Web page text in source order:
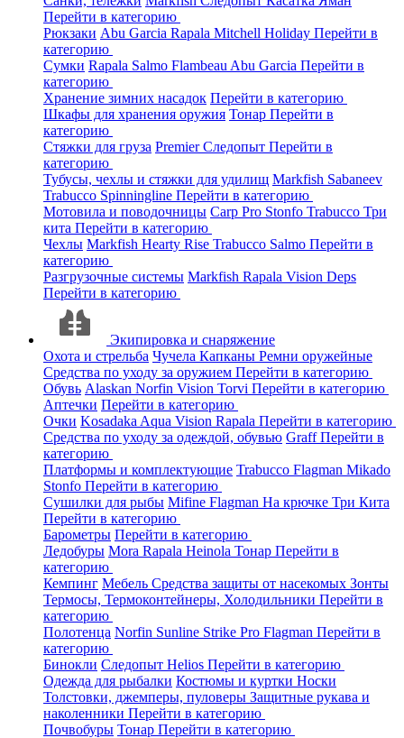
Перейти в категорию
Рюкзаки Abu Garcia Rapala Mitchell Holiday Перейти в
категорию
Сумки Rapala Salmo Flambeau Abu Garcia Перейти в
категорию
Хранение зимних насадок Перейти в категорию
Шкафы для хранения оружия Тонар Перейти в
категорию
Стяжки для груза PremierСледопыт Перейти в
категорию
Тубусы, чехлы и стяжки для удилищ Markfish Sabaneev
Trabucco Spinningline Перейти в категорию
Мотовила и поводочницы Carp Pro Stonfo Trabucco Три
кита Перейти в категорию
Чехлы Markfish Hearty Rise Trabucco Salmo Перейти в
категорию
Разгрузочные системы Markfish Rapala Vision Deps
Перейти в категорию
Экипировка и снаряжение
Охота и стрельба Чучела Капканы Ремни оружейные
Средства по уходу за оружием Перейти в категорию
Обувь Alaskan Norfin Vision Torvi Перейти в категорию
Аптечки Перейти в категорию
Очки Kosadaka Aqua Vision Rapala Перейти в категорию
Средства по уходу за одеждой, обувью GraffПерейти в
категорию
Платформы и комплектующие Trabucco Flagman Mikado
Stonfo Перейти в категорию
Сушилки для рыбы Mifine Flagman На крючке Три Кита
Перейти в категорию
Барометры Перейти в категорию
Ледобуры Mora Rapala Heinola Тонар Перейти в
категорию
Кемпинг Мебель Средства защиты от насекомых Зонты
Термосы, Термоконтейнеры, Холодильники Перейти в
категорию
Полотенца Norfin Sunline Strike Pro Flagman Перейти в
категорию
Бинокли Следопыт Helios Перейти в категорию
Одежда для рыбалки Костюмы и куртки Носки
Толстовки, джемперы, пуловеры Защитные рукава и
наколенники Перейти в категорию
Почвобуры Тонар Перейти в категорию